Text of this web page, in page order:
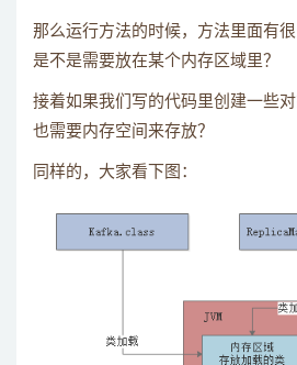
那么运行方法的时候，方法里面有很
是不是需要放在某个内存区域里？
接着如果我们写的代码里创建一些
也需要内存空间来存放？
同样的，大家看下图：